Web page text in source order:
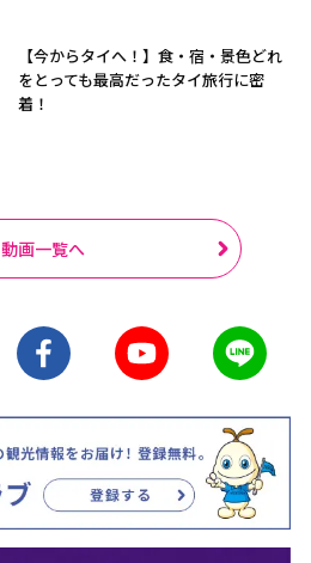
【今からタイへ！】食・宿・景色どれ
をとっても最高だったタイ旅行に密
着！
動画一覧へ